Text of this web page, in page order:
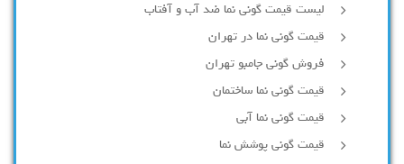
لیست قیمت گونی نما ضد آب و آفتاب
قیمت گونی نما در تهران
فروش گونی جامبو تهران
قیمت گونی نما ساختمان
قیمت گونی نما آبی
قیمت گونی پوشش نما